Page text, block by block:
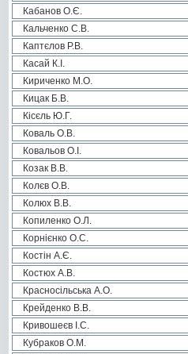
Кабанов О.Є.
Кальченко С.В.
Каптєлов Р.В.
Касай К.І.
Кириченко М.О.
Кицак Б.В.
Кісєль Ю.Г.
Коваль О.В.
Ковальов О.І.
Козак В.В.
Колєв О.В.
Колюх В.В.
Копиленко О.Л.
Корнієнко О.С.
Костін А.Є.
Костюх А.В.
Красносільська А.О.
Крейденко В.В.
Кривошеєв І.С.
Кубраков О.М.